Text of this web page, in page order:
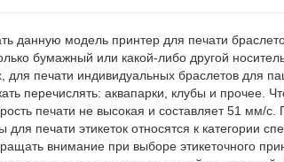
данную модель принтер для печати
бумажный или какой-либо другой
печати индивидуальных браслетов для
аквапарки, клубы и прочее. Что
печати не высокая и составляет 51 мм/
печати этикеток относятся к категории
внимание при выборе этикеточного